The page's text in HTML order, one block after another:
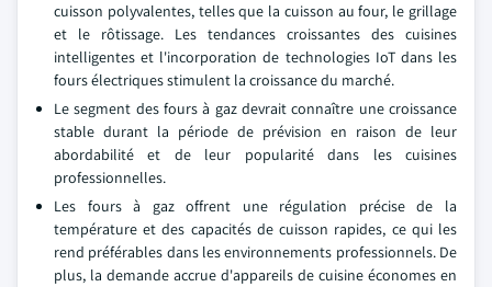
cuisson polyvalentes, telles que la cuisson au four, le grillage
et le rôtissage. Les tendances croissantes des cuisines
intelligentes et l'incorporation de technologies IoT dans les
fours électriques stimulent la croissance du marché.
Le segment des fours à gaz devrait connaître une croissance
stable durant la période de prévision en raison de leur
abordabilité et de leur popularité dans les cuisines
professionnelles.
Les fours à gaz offrent une régulation précise de la
température et des capacités de cuisson rapides, ce qui les
rend préférables dans les environnements professionnels. De
plus, la demande accrue d'appareils de cuisine économes en